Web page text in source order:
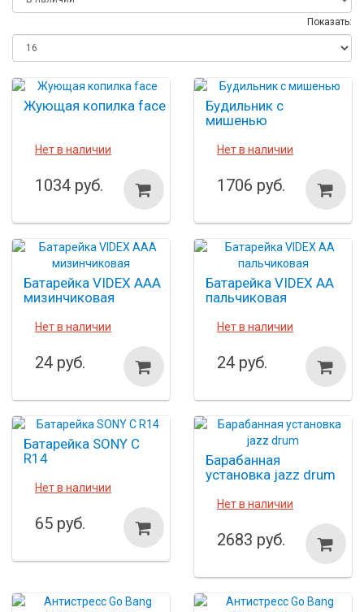
Показать:
Жующая копилка face
Нет в наличии
1034 руб.
Будильник с
мишенью
Нет в наличии
1706 руб.
Батарейка VIDEX ААА
мизинчиковая
Нет в наличии
24 руб.
Батарейка VIDEX АА
пальчиковая
Нет в наличии
24 руб.
Батарейка SONY C
R14
Нет в наличии
65 руб.
Барабанная
установка jazz drum
Нет в наличии
2683 руб.